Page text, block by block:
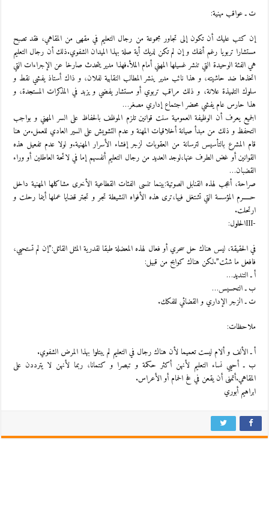
ت ـ عواقب مهنية:
إن كتب عليك أن تكون إلى تجاور مجموعة من رجال التعليم في مقهى من المقاهي، فقد تصبح
مستشارا تربويا رغم أنفك و إن لم تكن لديك أية صلة بهذا الميدان الشفوي.ذلك أن رجال التعليم
هي الفئة الوحيدة التي تنشر غسيلها المهني أمام الملأ.فهذا مدير يتحدث صارخا عن الإجراءات التي
اتخذها ضد حاشيته، و هذا نائب مدير ينشر المطالب النقابية لفلان، و ذاك أستاذ يفشي نقط و
سلوك التلميذة علانة، و ذلك مراقب تربوي أو مستشار يفضي و يزبد في المذكرات المستجدة، و
هذا حارس عام يفشي محضر اجتماع إداري مصغر…
الجميع يعرف أن الوظيفة العمومية سنت قوانين تلزم الموظف بالحفاظ على السر المهني و بواجب
التحفظ و ذلك من مبدأ صيانة أخلاقيات المهنة و عدم التشويش على السير العادي للعمل.من هنا
قام المشرع بالتأسيس لترسانة من العقوبات لزجر إفشاء الأسرار المهنية.و لولا عدم تفعيل هذه
القوانين أو غض الطرف عنها،لوجد العديد من رجال التعليم أنفسهم إما في لائحة العاطلين أو وراء
القضبان…
صراحة، أعجب لهذه القنابل الصوتية:بينما تنسى الفئات القطاعية الأخرى مشاكلها المهنية داخل
حـــــرم المؤسسة التي تشتغل فيها،ترى هذه الأفواه النشيطة تجر و تجتر قضايا عملها أينما رحلت و
ارتحلت.
-IIIالحلول:
في الحقيقة، ليس هناك حل سحري أو فعال لهذه المعضلة طبقا لقدرية المثل القائل:”إن لم تستحيي،
فافعل ما شئت”.لكن هناك كوابح من قبيل:
أ ـ التنديد…
ب ـ التحسيس…
ت ـ الزجر الإداري و القضائي للفكك.
ملاحظات:
أ ـ الألف و ألام ليست تعميما لأن هناك رجال في التعليم لم يبتلوا بهذا المرض الشفوي.
ب ـ أحيي نساء التعليم لأنهن أكثر حكمة و تبصرا و كتمانا، ربما لأنهن لا يترددن على
المقاهي.أتمنى أن يقعن في فخ الحمام أو الأعراس.
ابراهيم أبوري